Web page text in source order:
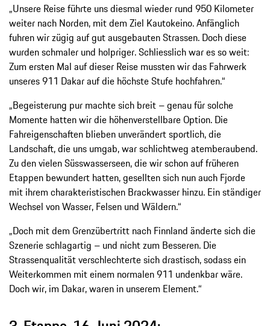
„Unsere Reise führte uns diesmal wieder rund 950 Kilometer
weiter nach Norden, mit dem Ziel Kautokeino. Anfänglich
fuhren wir zügig auf gut ausgebauten Strassen. Doch diese
wurden schmaler und holpriger. Schliesslich war es so weit:
Zum ersten Mal auf dieser Reise mussten wir das Fahrwerk
unseres 911 Dakar auf die höchste Stufe hochfahren.“
„Begeisterung pur machte sich breit – genau für solche
Momente hatten wir die höhenverstellbare Option. Die
Fahreigenschaften blieben unverändert sportlich, die
Landschaft, die uns umgab, war schlichtweg atemberaubend.
Zu den vielen Süsswasserseen, die wir schon auf früheren
Etappen bewundert hatten, gesellten sich nun auch Fjorde
mit ihrem charakteristischen Brackwasser hinzu. Ein ständiger
Wechsel von Wasser, Felsen und Wäldern.“
„Doch mit dem Grenzübertritt nach Finnland änderte sich die
Szenerie schlagartig – und nicht zum Besseren. Die
Strassenqualität verschlechterte sich drastisch, sodass ein
Weiterkommen mit einem normalen 911 undenkbar wäre.
Doch wir, im Dakar, waren in unserem Element.“